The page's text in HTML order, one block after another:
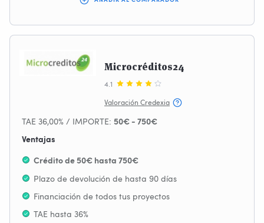
Microcréditos24
4.1
Valoración Credexia
TAE 36,00% / IMPORTE: 50€ - 750€
Ventajas
Crédito de 50€ hasta 750€
Plazo de devolución de hasta 90 días
Financiación de todos tus proyectos
TAE hasta 36%